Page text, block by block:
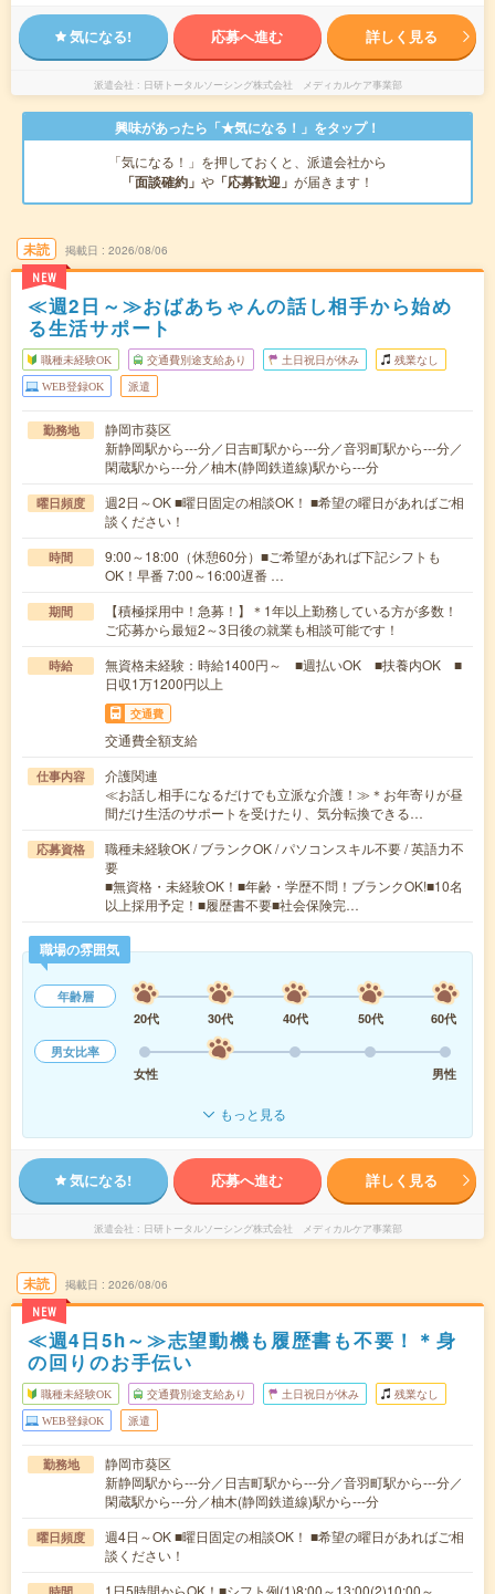
気になる! 応募へ進む 詳しく見る
派遣会社 日研トータルソーシング株式会社 メディカルケア事業部
興味があったら「★気になる！」をタップ！
「気になる！」を押しておくと、派遣会社から
「面談確約」 や 「応募歓迎」 が届きます！
未読
NEW
掲載日 2026/08/06
≪週2日～≫おばあちゃんの話し相手から始め
る生活サポート
職種未経験OK 交通費別途支給あり 土日祝日が休み 残業なし
WEB登録OK 派遣
勤務地
静岡市葵区
新静岡駅から---分／日吉町駅から---分／音羽町駅から---分／
閑蔵駅から---分／柚木(静岡鉄道線)駅から---分
曜日頻度
週2日～OK ■曜日固定の相談OK！ ■希望の曜日があればご相
談ください！
時間
9:00～18:00（休憩60分）■ご希望があれば下記シフトも
OK！早番 7:00～16:00遅番 …
期間
【積極採用中！急募！】＊1年以上勤務している方が多数！
ご応募から最短2～3日後の就業も相談可能です！
時給
無資格未経験：時給1400円～ ■週払いOK ■扶養内OK ■
日収1万1200円以上
交通費
交通費全額支給
仕事内容
介護関連
≪お話し相手になるだけでも立派な介護！≫＊お年寄りが昼
間だけ生活のサポートを受けたり、気分転換できる…
応募資格
職種未経験OK / ブランクOK / パソコンスキル不要 / 英語力不
要
■無資格・未経験OK！■年齢・学歴不問！ブランクOK!■10名
以上採用予定！■履歴書不要■社会保険完…
職場の雰囲気
年齢層
20代
30代 40代 50代
60代
男女比率
女性
男性
もっと見る
気になる! 応募へ進む 詳しく見る
派遣会社 日研トータルソーシング株式会社 メディカルケア事業部
未読
NEW
掲載日 2026/08/06
≪週4日5h～≫志望動機も履歴書も不要！＊身
の回りのお手伝い
職種未経験OK 交通費別途支給あり 土日祝日が休み 残業なし
WEB登録OK 派遣
勤務地
静岡市葵区
新静岡駅から---分／日吉町駅から---分／音羽町駅から---分／
閑蔵駅から---分／柚木(静岡鉄道線)駅から---分
曜日頻度
週4日～OK ■曜日固定の相談OK！ ■希望の曜日があればご相
談ください！
1日5時間からOK！■シフト例(1)8:00～13:00(2)10:00～